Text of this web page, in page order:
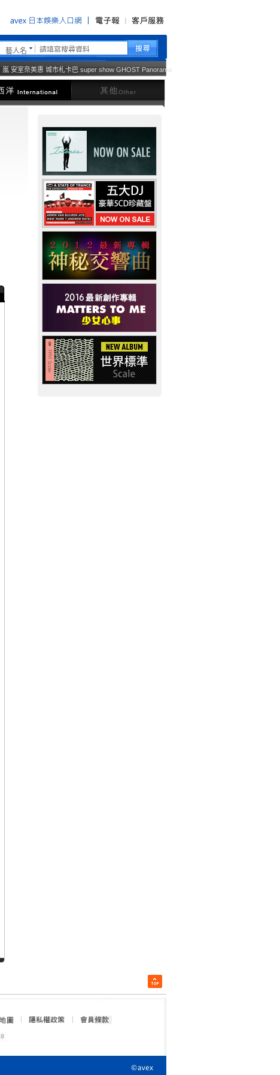
藝人名
嵐 安室奈美惠 城市札卡巴 super show GHOST Panorama
其他